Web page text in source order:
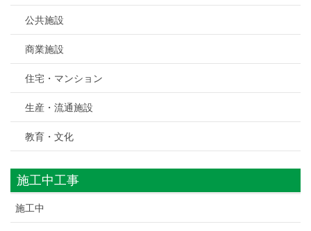
公共施設
商業施設
住宅・マンション
生産・流通施設
教育・文化
施工中工事
施工中